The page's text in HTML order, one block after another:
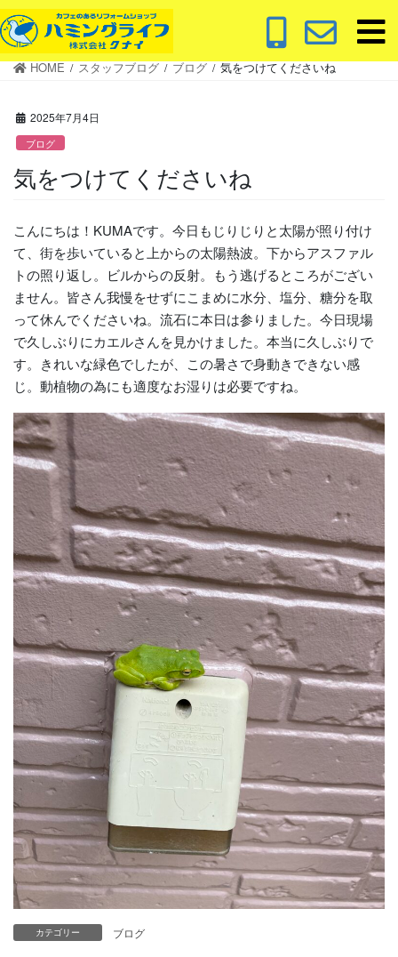
コ
ン
テ
ナ
ビ
ゲ
HOME スタッフブログ ブログ 気をつけてくださいね
2025年7月4日
ブログ
気をつけてくださいね
こんにちは！KUMAです。今日もじりじりと太陽が照り付け
て、街を歩いていると上からの太陽熱波。下からアスファル
トの照り返し。ビルからの反射。もう逃げるところがござい
ません。皆さん我慢をせずにこまめに水分、塩分、糖分を取
って休んでくださいね。流石に本日は参りました。今日現場
で久しぶりにカエルさんを見かけました。本当に久しぶりで
す。きれいな緑色でしたが、この暑さで身動きできない感
じ。動植物の為にも適度なお湿りは必要ですね。
カテゴリー ブログ